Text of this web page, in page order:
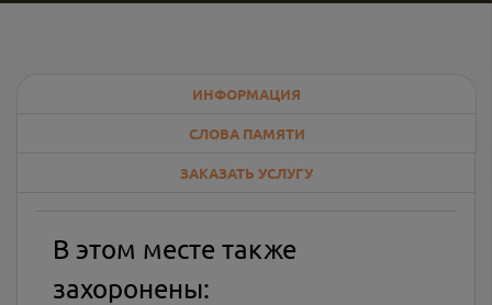
ИНФОРМАЦИЯ
СЛОВА ПАМЯТИ
ЗАКАЗАТЬ УСЛУГУ
В этом месте также
захоронены: